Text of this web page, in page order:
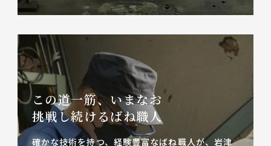
この道一筋、いまなお
挑戦し続けるばね職人
確かな技術を持つ、経験豊富なばね職人が、岩津